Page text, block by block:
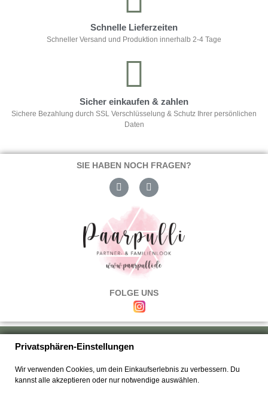
Schnelle Lieferzeiten
Schneller Versand und Produktion innerhalb 2-4 Tage
Sicher einkaufen & zahlen
Sichere Bezahlung durch SSL Verschlüsselung & Schutz Ihrer persönlichen
Daten
SIE HABEN NOCH FRAGEN?
FOLGE UNS
Über uns|Versand & Zahlung|Umtausch & Rückgabe
Kontakt
Privatsphären-Einstellungen
Wir verwenden Cookies, um dein Einkaufserlebnis zu verbessern. Du
kannst alle akzeptieren oder nur notwendige auswählen.